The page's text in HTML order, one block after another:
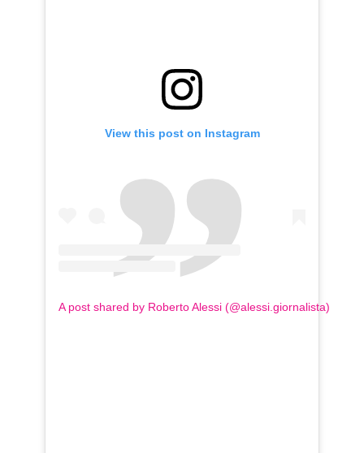
View this post on Instagram
A post shared by Roberto Alessi (@alessi.giornalista)